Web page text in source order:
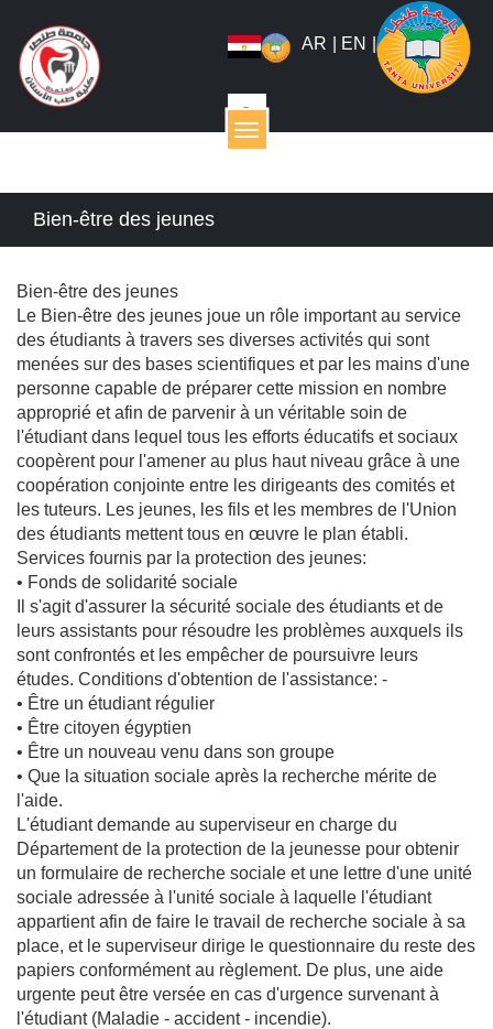
AR EN |
القائمة
Bien-être des jeunes
Bien-être des jeunes
Le Bien-être des jeunes joue un rôle important au service
des étudiants à travers ses diverses activités qui sont
menées sur des bases scientifiques et par les mains d'une
personne capable de préparer cette mission en nombre
approprié et afin de parvenir à un véritable soin de
l'étudiant dans lequel tous les efforts éducatifs et sociaux
coopèrent pour l'amener au plus haut niveau grâce à une
coopération conjointe entre les dirigeants des comités et
les tuteurs. Les jeunes, les fils et les membres de l'Union
des étudiants mettent tous en œuvre le plan établi.
Services fournis par la protection des jeunes:
• Fonds de solidarité sociale
Il s'agit d'assurer la sécurité sociale des étudiants et de
leurs assistants pour résoudre les problèmes auxquels ils
sont confrontés et les empêcher de poursuivre leurs
études. Conditions d'obtention de l'assistance: -
• Être un étudiant régulier
• Être citoyen égyptien
• Être un nouveau venu dans son groupe
• Que la situation sociale après la recherche mérite de
l'aide.
L'étudiant demande au superviseur en charge du
Département de la protection de la jeunesse pour obtenir
un formulaire de recherche sociale et une lettre d'une unité
sociale adressée à l'unité sociale à laquelle l'étudiant
appartient afin de faire le travail de recherche sociale à sa
place, et le superviseur dirige le questionnaire du reste des
papiers conformément au règlement. De plus, une aide
urgente peut être versée en cas d'urgence survenant à
l'étudiant (Maladie - accident - incendie).